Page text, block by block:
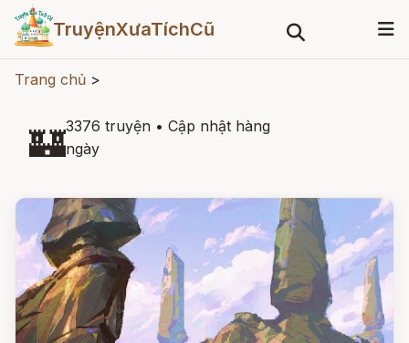
TruyệnXưaTíchCũ
Trang chủ >
🏰3376 truyện • Cập nhật hàng
ngày